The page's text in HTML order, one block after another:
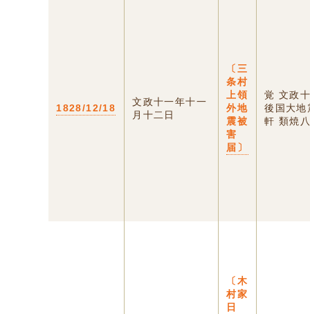
1828/12/18
文政十一年十一
月十二日
〔三
条村
上領
外地
震被
害
届〕
覚 文政
後国大地
軒 類焼
〔木
村家
日